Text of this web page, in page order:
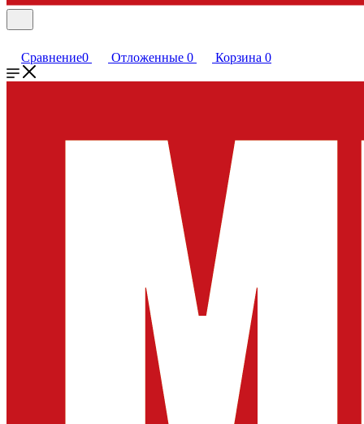
Сравнение0 Отложенные 0 Корзина 0